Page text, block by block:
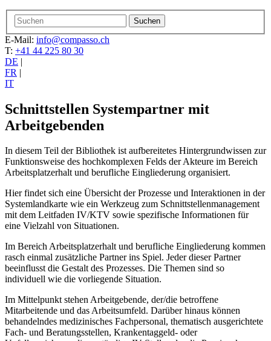
E-Mail: info@compasso.ch
T: +41 44 225 80 30
DE |
FR |
IT
Schnittstellen Systempartner mit
Arbeitgebenden
In diesem Teil der Bibliothek ist aufbereitetes Hintergrundwissen zur
Funktionsweise des hochkomplexen Felds der Akteure im Bereich
Arbeitsplatzerhalt und berufliche Eingliederung organisiert.
Hier findet sich eine Übersicht der Prozesse und Interaktionen in der
Systemlandkarte wie ein Werkzeug zum Schnittstellenmanagement
mit dem Leitfaden IV/KTV sowie spezifische Informationen für
eine Vielzahl von Situationen.
Im Bereich Arbeitsplatzerhalt und berufliche Eingliederung kommen
rasch einmal zusätzliche Partner ins Spiel. Jeder dieser Partner
beeinflusst die Gestalt des Prozesses. Die Themen sind so
individuell wie die vorliegende Situation.
Im Mittelpunkt stehen Arbeitgebende, der/die betroffene
Mitarbeitende und das Arbeitsumfeld. Darüber hinaus können
behandelndes medizinisches Fachpersonal, thematisch ausgerichtete
Fach- und Beratungsstellen, Krankentaggeld- oder